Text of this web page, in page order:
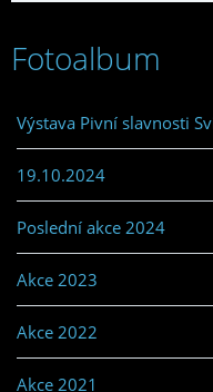
Fotoalbum
Výstava Pivní slavnosti
19.10.2024
Poslední akce 2024
Akce 2023
Akce 2022
Akce 2021